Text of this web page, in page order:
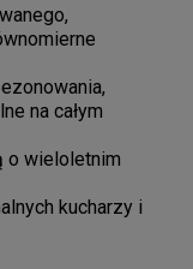
na całym
o wieloletnim
kucharzy i